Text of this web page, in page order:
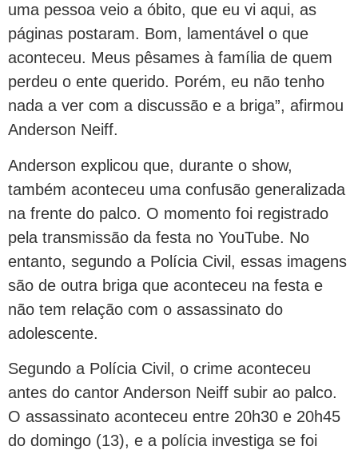
uma pessoa veio a óbito, que eu vi aqui, as
páginas postaram. Bom, lamentável o que
aconteceu. Meus pêsames à família de quem
perdeu o ente querido. Porém, eu não tenho
nada a ver com a discussão e a briga”, afirmou
Anderson Neiff.
Anderson explicou que, durante o show,
também aconteceu uma confusão generalizada
na frente do palco. O momento foi registrado
pela transmissão da festa no YouTube. No
entanto, segundo a Polícia Civil, essas imagens
são de outra briga que aconteceu na festa e
não tem relação com o assassinato do
adolescente.
Segundo a Polícia Civil, o crime aconteceu
antes do cantor Anderson Neiff subir ao palco.
O assassinato aconteceu entre 20h30 e 20h45
do domingo (13), e a polícia investiga se foi